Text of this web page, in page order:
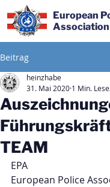
European
Association
Beitrag
TEAM
heinzhabe
31. Mai 2020 1 Min.
EPA
European Police